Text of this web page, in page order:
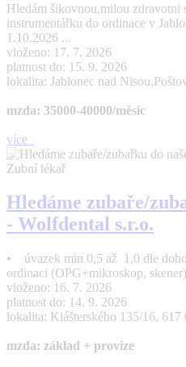
Hledám šikovnou,milou zdravotni
instrumentářku do ordinace v
1.10.2026 ...
vloženo: 17. 7. 2026
platnost do: 15. 9. 2026
lokalita: Jablonec nad
mzda: 35000-40000/měsic
více
Zubní lékař
Hledáme zubaře/
- Wolfdental s.r.o.
• úvazek min 0,5 až 1,0 dle
ordinaci (OPG+mikroskop,
vloženo: 16. 7. 2026
platnost do: 14. 9. 2026
lokalita: Klášterského 135/16, 617
mzda: základ + provize